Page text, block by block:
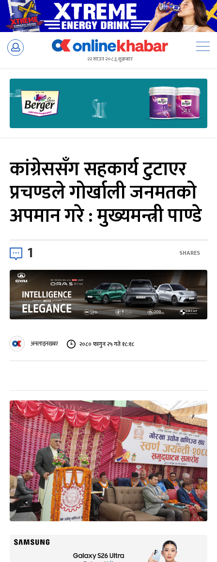
Skip
२२ साउन २०८३, शुक्रबार
कांग्रेससँग सहकार्य टुटाएर
प्रचण्डले गोर्खाली जनमतको
अपमान गरे : मुख्यमन्त्री पाण्डे
1 SHARES
अनलाइनखबर २०८० फागुन २५ गते १८:१८